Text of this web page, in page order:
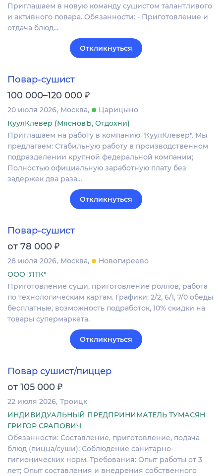
Приглашаем в новую команду сушистом талантливого
и активного повара. Обязанности: - Приготовление и
отдача блюд…
Откликнуться
Повар-сушист
100 000–120 000 ₽
20 июля 2026 Москва
Царицыно
КуулКлевер (МясновЪ, Отдохни)
Приглашаем на работу в компанию "КуулКлевер". Мы
предлагаем: Стабильную работу в производственном
подразделении крупной федеральной компании;
Полностью официальную заработную плату без
задержек два раза…
Откликнуться
Повар-сушист
от 78 000 ₽
28 июля 2026 Москва
Новогиреево
ООО "ЛТК"
Приготовление суши, приготовление роллов, работа
по технологическим картам. Графики: 2/2, 6/1, 7/0 обеды
бесплатные, возможность подработок, 10% скидки на
товары супермаркета.
Откликнуться
Повар сушист/пиццер
от 105 000 ₽
22 июля 2026 Троицк
ИНДИВИДУАЛЬНЫЙ ПРЕДПРИНИМАТЕЛЬ ТУМАСЯН
ГРИГОР СРАПОВИЧ
Обязанности: Составление, приготовление, подача
блюд (пицца/суши); Соблюдение санитарно-
гигиенических норм. Требования: Опыт работы от 3
лет; Опыт составления и внедрения собственного